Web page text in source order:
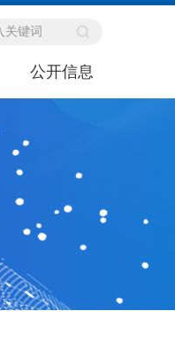
公开信息